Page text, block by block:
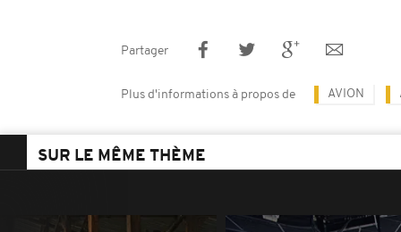
Partager
Plus d'informations à propos de AVION
SUR LE MÊME THÈME